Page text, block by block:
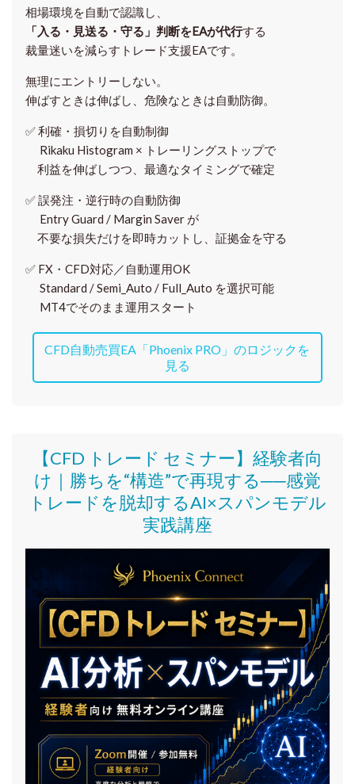
相場環境を自動で認識し、
「入る・見送る・守る」判断をEAが代行する
裁量迷いを減らすトレード支援EAです。
無理にエントリーしない。
伸ばすときは伸ばし、危険なときは自動防御。
✅利確・損切りを自動制御
Rikaku Histogram × トレーリングストップで
利益を伸ばしつつ、最適なタイミングで確定
✅誤発注・逆行時の自動防御
Entry Guard / Margin Saver が
不要な損失だけを即時カットし、証拠金を守る
✅ FX・CFD対応／自動運用OK
Standard / Semi_Auto / Full_Auto を選択可能
MT4でそのまま運用スタート
CFD自動売買EA「Phoenix PRO」のロジックを
見る
【CFD トレード セミナー】 経験者向
け｜ 勝ちを“構造”で再現する──感覚
トレードを脱却するAI×スパンモデル
実践講座